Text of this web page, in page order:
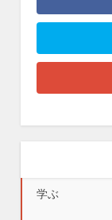
学ぶ